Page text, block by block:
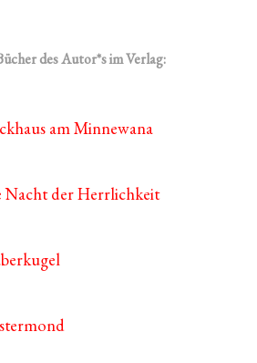
des Autor*s im Verlag:
am Minnewana
Nacht der Herrlichkeit